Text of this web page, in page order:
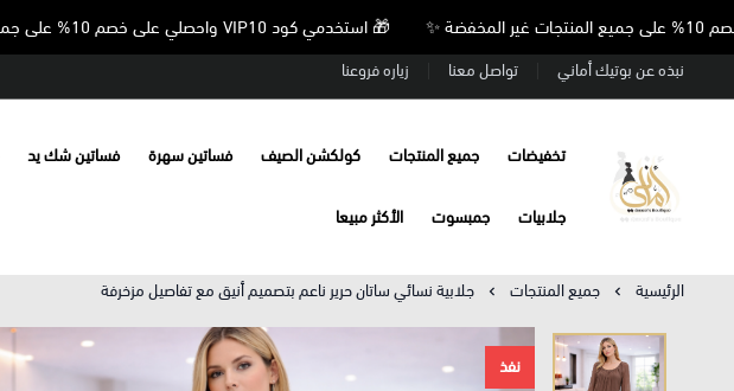
🎁 استخدمي كود VIP10 واحصلي على خصم 10% على جميع المنتجات غير المخفضة ✨
نبذه عن بوتيك أماني تواصل معنا زياره فروعنا
Amani’s Boutique
تخفيضات جميع المنتجات كولكشن الصيف فساتين سهرة فساتين شك يد
جلابيات جمبسوت الأكثر مبيعا
الرئيسية جميع المنتجات جلابية نسائي ساتان حرير ناعم بتصميم أنيق مع تفاصيل مزخرفة
نفذ